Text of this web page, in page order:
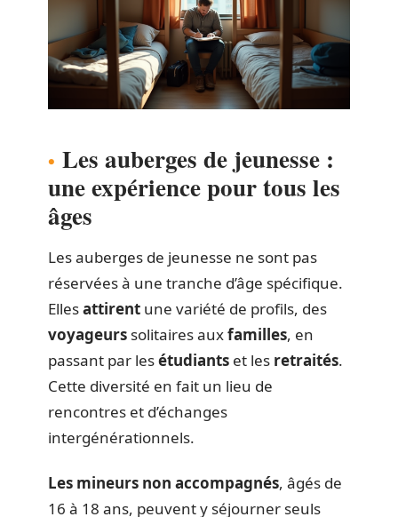
Les auberges de jeunesse :
une expérience pour tous les
âges
Les auberges de jeunesse ne sont pas
réservées à une tranche d’âge spécifique.
Ellesattirent une variété de profils, des
voyageurs solitaires auxfamilles, en
passant par lesétudiants et les retraités.
Cette diversité en fait un lieu de
rencontres et d’échanges
intergénérationnels.
Les mineurs non accompagnés, âgés de
16 à 18 ans, peuvent y séjourner seuls